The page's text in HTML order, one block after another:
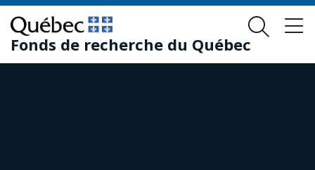
Passer
au
contenu
principal
Passer
au
pied
de
Fonds de recherche du Québec